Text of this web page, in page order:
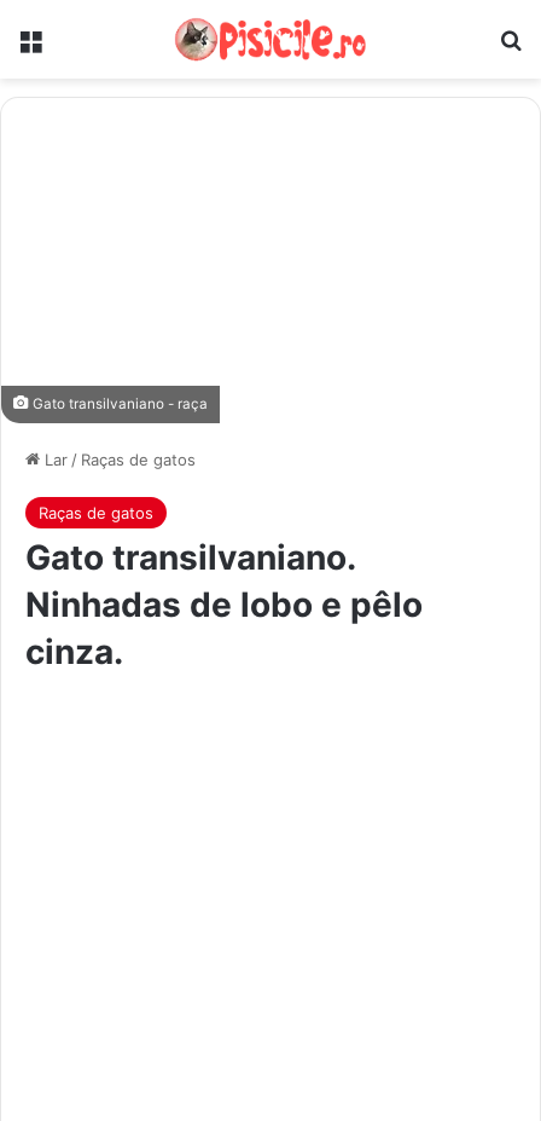
Menu
Gato transilvaniano - raça
Lar / Raças de gatos
Raças de gatos
Gato transilvaniano.
Ninhadas de lobo e pêlo
cinza.